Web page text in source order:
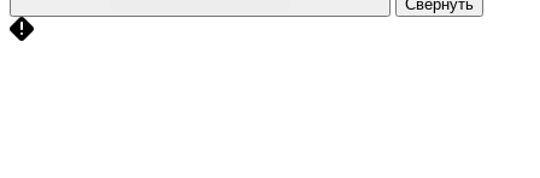
Свернуть